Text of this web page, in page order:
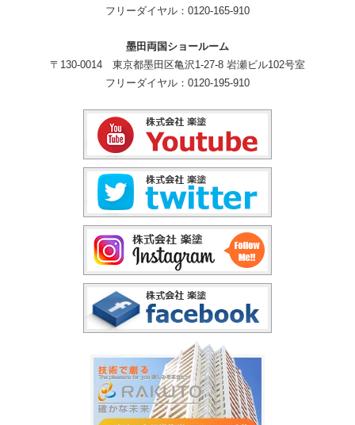
フリーダイヤル：0120-165-910
墨田両国ショールーム
〒130-0014 東京都墨田区亀沢1-27-8 岩瀬ビル102号室
フリーダイヤル：0120-195-910